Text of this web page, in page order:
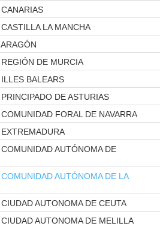
CANARIAS
CASTILLA LA MANCHA
ARAGÓN
REGIÓN DE MURCIA
ILLES BALEARS
PRINCIPADO DE ASTURIAS
COMUNIDAD FORAL DE NAVARRA
EXTREMADURA
COMUNIDAD AUTÓNOMA DE
COMUNIDAD AUTÓNOMA DE LA
CIUDAD AUTONOMA DE CEUTA
CIUDAD AUTONOMA DE MELILLA